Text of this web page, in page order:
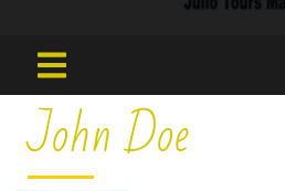
John Doe